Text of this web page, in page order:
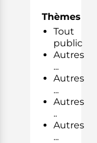
Thèmes
Tout
public
Autres
...
Autres
...
Autres
..
Autres
...